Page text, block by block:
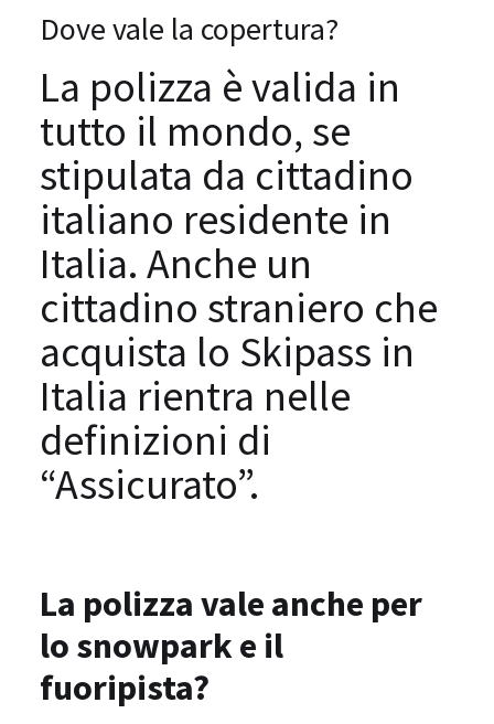
Dove vale la copertura?
La polizza è valida in
tutto il mondo, se
stipulata da cittadino
italiano residente in
Italia. Anche un
cittadino straniero che
acquista lo Skipass in
Italia rientra nelle
definizioni di
“Assicurato”.
La polizza vale anche per
lo snowpark e il
fuoripista?